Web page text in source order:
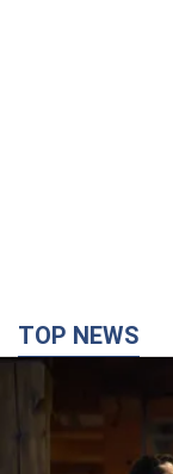
TOP NEWS